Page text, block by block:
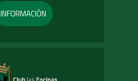
INFORMACIÓN